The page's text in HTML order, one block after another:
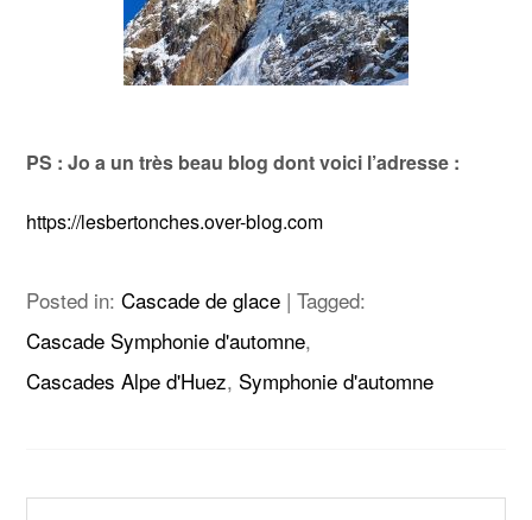
PS : Jo a un très beau blog dont voici l’adresse :
https://lesbertonches.over-blog.com
Posted in:Cascade de glace |Tagged:
Cascade Symphonie d'automne,
Cascades Alpe d'Huez, Symphonie d'automne